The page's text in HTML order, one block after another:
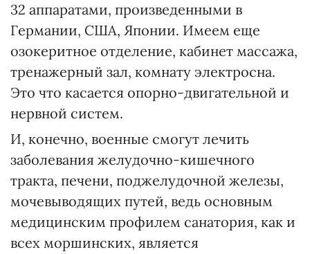
32 аппаратами, произведенными в
Германии, США, Японии. Имеем еще
озокеритное отделение, кабинет массажа,
тренажерный зал, комнату электросна.
Это что касается опорно-двигательной и
нервной систем.
И, конечно, военные смогут лечить
заболевания желудочно-кишечного
тракта, печени, поджелудочной железы,
мочевыводящих путей, ведь основным
медицинским профилем санатория, как и
всех моршинских, является